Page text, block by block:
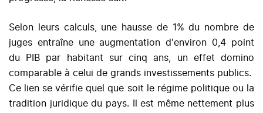
Selon leurs calculs, une hausse de 1% du nombre de
juges entraîne une augmentation d'environ 0,4 point
du PIB par habitant sur cinq ans, un effet domino
comparable à celui de grands investissements publics.
Ce lien se vérifie quel que soit le régime politique ou la
tradition juridique du pays. Il est même nettement plus